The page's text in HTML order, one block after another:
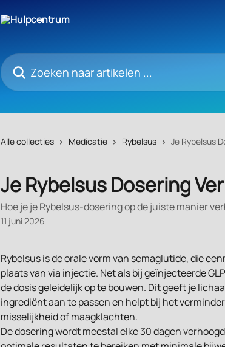
Zoeken naar artikelen ...
Alle collecties Medicatie Rybelsus Je Rybelsus
Je Rybelsus Dosering
Hoe je je Rybelsus-dosering op de juiste manier
11 juni 2026
Rybelsus is de orale vorm van semaglutide, die
plaats van via injectie. Net als bij geïnjecteerde
de dosis geleidelijk op te bouwen. Dit geeft je
ingrediënt aan te passen en helpt bij het
misselijkheid of maagklachten.
De dosering wordt meestal elke 30 dagen